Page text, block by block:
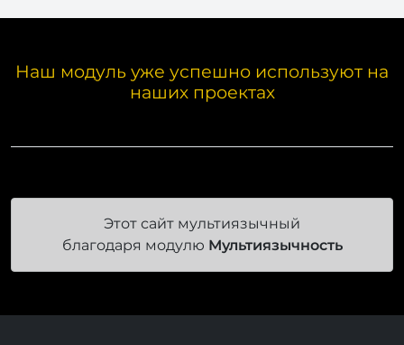
Наш модуль уже успешно используют на
наших проектах
Этот сайт мультиязычный
благодаря модулю Мультиязычность